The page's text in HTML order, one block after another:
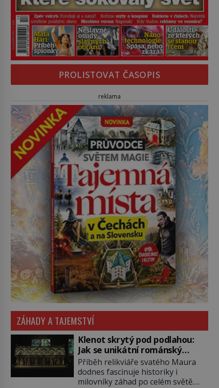
PROLISTOVAT ČASOPIS
reklama
ZÁHADY A TAJEMSTVÍ
Klenot skrytý pod podlahou:
Jak se unikátní románský
poklad dostal do zapadlého
Bečova?
Příběh relikviáře svatého Maura
dodnes fascinuje historiky i
milovníky záhad po celém světě.